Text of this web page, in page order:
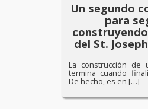
Un segundo
para
del St.
La construcción de
termina cuando
De hecho, es en […]